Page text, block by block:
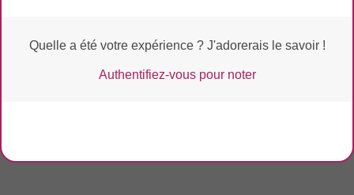
Quelle a été votre expérience ? J'adorerais le savoir !
Authentifiez-vous pour noter